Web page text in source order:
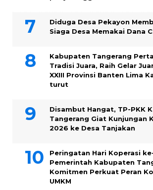
Diduga Desa Pekayon
Siaga Desa Memakai Dana
Kabupaten Tangerang
Tradisi Juara, Raih Gelar
XXIII Provinsi Banten Lima
turut
Disambut Hangat, TP-PKK
Tangerang Giat Kunjungan
2026 ke Desa Tanjakan
Peringatan Hari Koperasi
Pemerintah Kabupaten
Komitmen Perkuat Peran
UMKM